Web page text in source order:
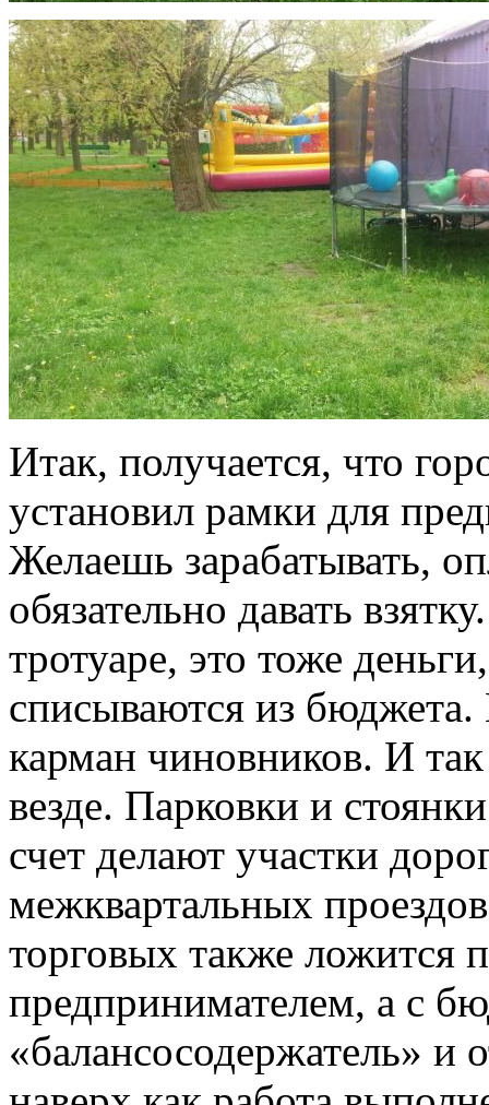
Итак, получается, что
установил рамки для
Желаешь зарабатывать,
обязательно давать
тротуаре, это тоже
списываются из
карман чиновников. И
везде. Парковки и
счет делают участки
межквартальных
торговых также ложится
предпринимателем, а с
«балансосодержатель» и